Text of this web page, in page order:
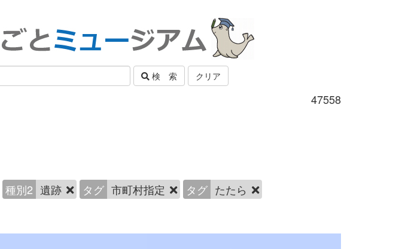
検 索 クリア
47558
種別2 遺跡 タグ 市町村指定 タグ たたら